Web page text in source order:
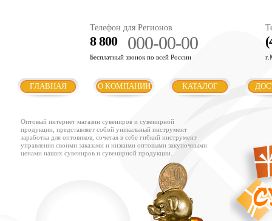
Телефон для Регионов
8 800 000-00-00
Бесплатный звонок по всей России
ГЛАВНАЯ О КОМПАНИИ КАТАЛОГ
Оптовый интернет магазин сувениров и сувенирной
продукции, представляет собой уникальный инструмент
заработка для оптовиков, сочетая в себе гибкий инструмент
управления своими заказами и низкими оптовыми закупочными
ценами наших сувениров и сувенирной продукции.